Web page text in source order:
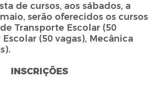
de cursos, aos sábados, a
serão oferecidos os cursos
Transporte Escolar (50
(50 vagas), Mecânica
INSCRIÇÕES